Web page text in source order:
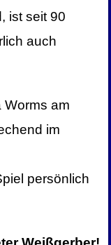
ist seit 90
auch
Worms am
im
persönlich